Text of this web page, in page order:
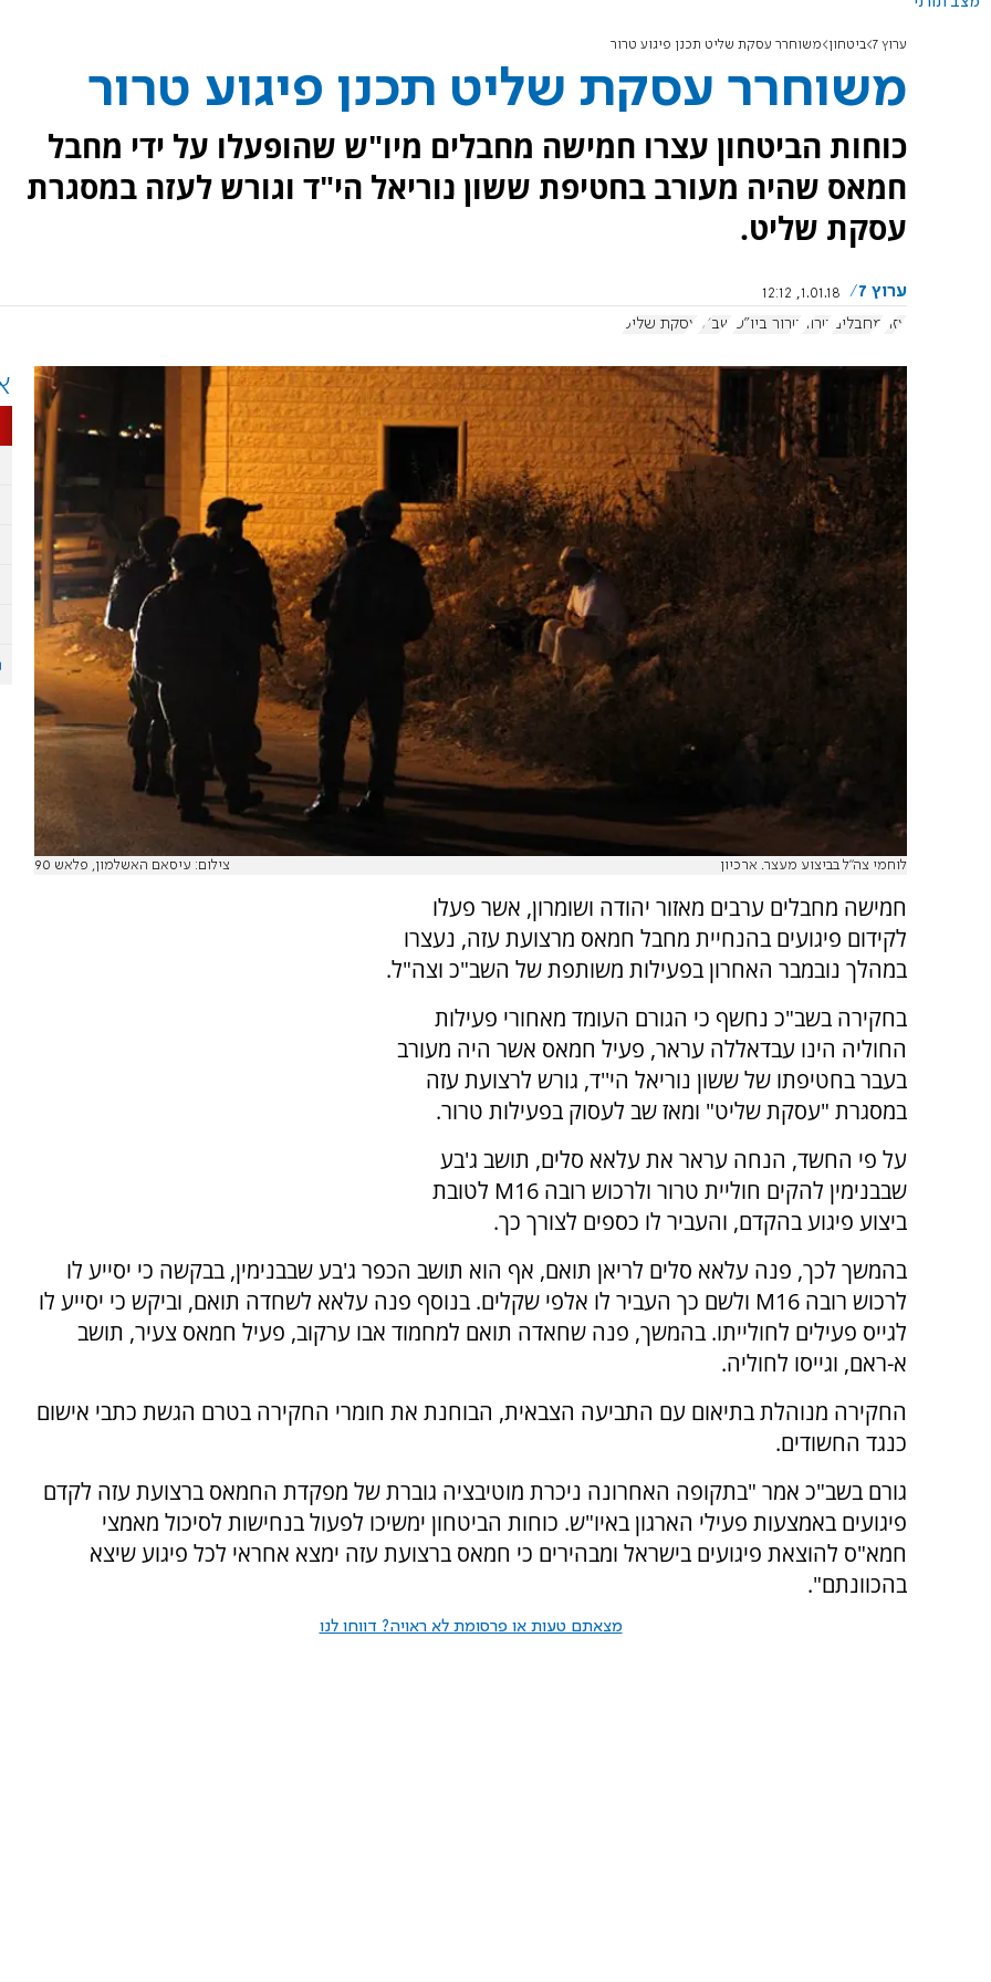
ערוץ 7 ביטחון משוחרר עסקת שליט תכנן פיגוע טרור
משוחרר עסקת שליט תכנן פיגוע טרור
כוחות הביטחון עצרו חמישה מחבלים מיו"ש שהופעלו על ידי מחבל
חמאס שהיה מעורב בחטיפת ששון נוריאל הי"ד וגורש לעזה במסגרת
עסקת שליט.
ערוץ 7
1.01.18, 12:12
עזה
מחבלים טרור טרור ביו"ש שב"כ עסקת שליט
לוחמי צה"ל בביצוע מעצר. ארכיון צילום: עיסאם האשלמון, פלאש 90
חמישה מחבלים ערבים מאזור יהודה ושומרון, אשר פעלו
לקידום פיגועים בהנחיית מחבל חמאס מרצועת עזה, נעצרו
במהלך נובמבר האחרון בפעילות משותפת של השב"כ וצה"ל.
בחקירה בשב"כ נחשף כי הגורם העומד מאחורי פעילות
החוליה הינו עבדאללה עראר, פעיל חמאס אשר היה מעורב
בעבר בחטיפתו של ששון נוריאל הי''ד, גורש לרצועת עזה
במסגרת "עסקת שליט" ומאז שב לעסוק בפעילות טרור.
על פי החשד, הנחה עראר את עלאא סלים, תושב ג'בע
שבבנימין להקים חוליית טרור ולרכוש רובה M16 לטובת
ביצוע פיגוע בהקדם, והעביר לו כספים לצורך כך.
בהמשך לכך, פנה עלאא סלים לריאן תואם, אף הוא תושב הכפר ג'בע שבבנימין, בבקשה כי יסייע לו
לרכוש רובה M16 ולשם כך העביר לו אלפי שקלים. בנוסף פנה עלאא לשחדה תואם, וביקש כי יסייע לו
לגייס פעילים לחולייתו. בהמשך, פנה שחאדה תואם למחמוד אבו ערקוב, פעיל חמאס צעיר, תושב
א-ראם, וגייסו לחוליה.
החקירה מנוהלת בתיאום עם התביעה הצבאית, הבוחנת את חומרי החקירה בטרם הגשת כתבי אישום
כנגד החשודים.
גורם בשב"כ אמר "בתקופה האחרונה ניכרת מוטיבציה גוברת של מפקדת החמאס ברצועת עזה לקדם
פיגועים באמצעות פעילי הארגון באיו"ש. כוחות הביטחון ימשיכו לפעול בנחישות לסיכול מאמצי
חמא"ס להוצאת פיגועים בישראל ומבהירים כי חמאס ברצועת עזה ימצא אחראי לכל פיגוע שיצא
בהכוונתם".
מצאתם טעות או פרסומת לא ראויה? דווחו לנו